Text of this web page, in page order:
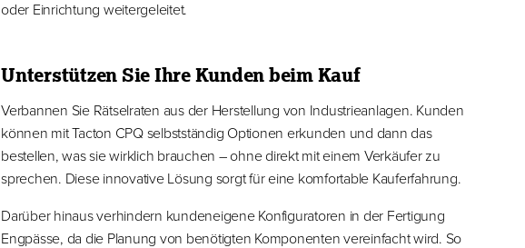
oder Einrichtung weitergeleitet.
Unterstützen Sie Ihre Kunden beim Kauf
Verbannen Sie Rätselraten aus der Herstellung von Industrieanlagen. Kunden
können mit Tacton CPQ selbstständig Optionen erkunden und dann das
bestellen, was sie wirklich brauchen – ohne direkt mit einem Verkäufer zu
sprechen. Diese innovative Lösung sorgt für eine komfortable Kauferfahrung.
Darüber hinaus verhindern kundeneigene Konfiguratoren in der Fertigung
Engpässe, da die Planung von benötigten Komponenten vereinfacht wird. So